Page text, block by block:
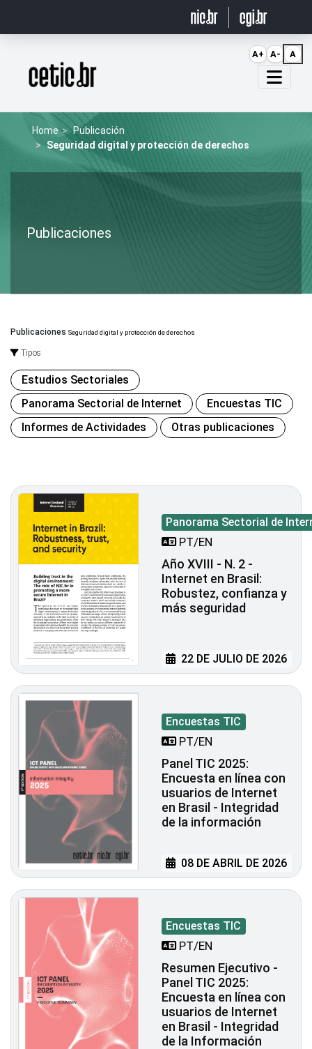
Página inicial
Home
Publicación
Seguridad digital y protección de derechos
Publicaciones
Publicaciones Seguridad digital y protección de derechos
Tipos
Estudios Sectoriales
Panorama Sectorial de Internet
Encuestas TIC
Informes de Actividades
Otras publicaciones
Panorama Sectorial de
PT/EN
Año XVIII - N. 2 -
Internet en Brasil:
Robustez, confianza y
más seguridad
22 DE JULIO DE 2026
Encuestas TIC
PT/EN
Panel TIC 2025:
Encuesta en línea con
usuarios de Internet
en Brasil - Integridad
de la información
08 DE ABRIL DE 2026
Encuestas TIC
PT/EN
Resumen Ejecutivo -
Panel TIC 2025:
Encuesta en línea con
usuarios de Internet
en Brasil - Integridad
de la Información
A+ A- A